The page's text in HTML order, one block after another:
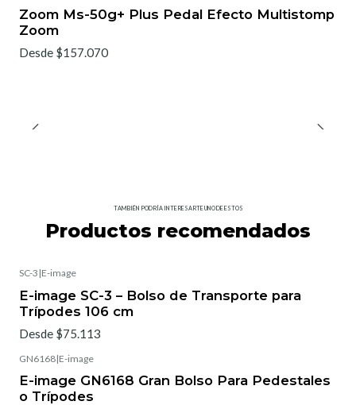
Zoom Ms-50g+ Plus Pedal Efecto Multistomp
Zoom
Desde $157.070
TAMBIÉN PODRÍA INTERESARTE UNO DE ESTOS
Productos recomendados
SC-3 |E-image
E-image SC-3 – Bolso de Transporte para
Trípodes 106 cm
Desde $75.113
GN6168|E-image
E-image GN6168 Gran Bolso Para Pedestales
o Trípodes